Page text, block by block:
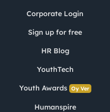
Corporate Login
Sign up for free
HR Blog
YouthTech
Youth Awards Oy Ver
Humanspire